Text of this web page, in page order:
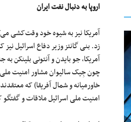
اروپا به دنبال نفت ایران
آمریکا نیز به شیوه خود وقت‌کشی
زد. بنی ‌گانتز وزیر دفاع اسرائیل
آمریکا، جو بایدن و آنتونی بلینکن
چون جِیک سالیوان مشاور امنیت ملی
خاورمیانه و شمال آفریقا) که
امنیت ملی اسرائیل ملاقات و گفتگو